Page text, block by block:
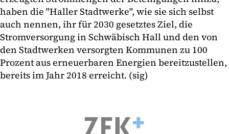
haben die "Haller Stadtwerke", wie sie sich selbst
auch nennen, ihr für 2030 gesetztes Ziel, die
Stromversorgung in Schwäbisch Hall und den von
den Stadtwerken versorgten Kommunen zu 100
Prozent aus erneuerbaren Energien bereitzustellen,
bereits im Jahr 2018 erreicht. (sig)